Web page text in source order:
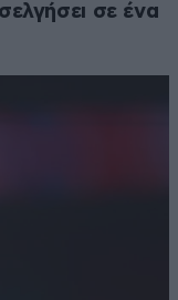
σε ένα